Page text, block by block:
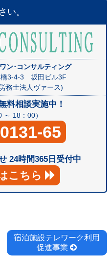
い。
ン･コンサルティング
橋3-4-3 坂田ビル3F
務士法人ヴァース)
料相談実施中！
18：00）
65
24時間365日受付中
こちら
宿泊施設テレワーク利用
促進事業